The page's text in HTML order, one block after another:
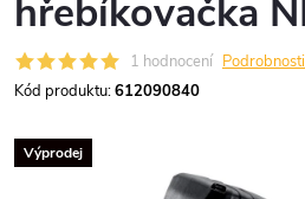
hřebíkovačka
1 hodnocení
Kód produktu:612090840
Výprodej